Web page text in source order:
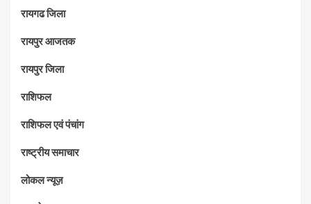
रायगढ जिला
रायपुर आजतक
रायपुर जिला
राशिफल
राशिफल एवं पंचांग
राष्ट्रीय समाचार
लोकल न्यूज़